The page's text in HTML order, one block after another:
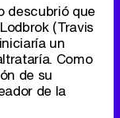
descubrió que
(Travis
un
Como
de su
de la